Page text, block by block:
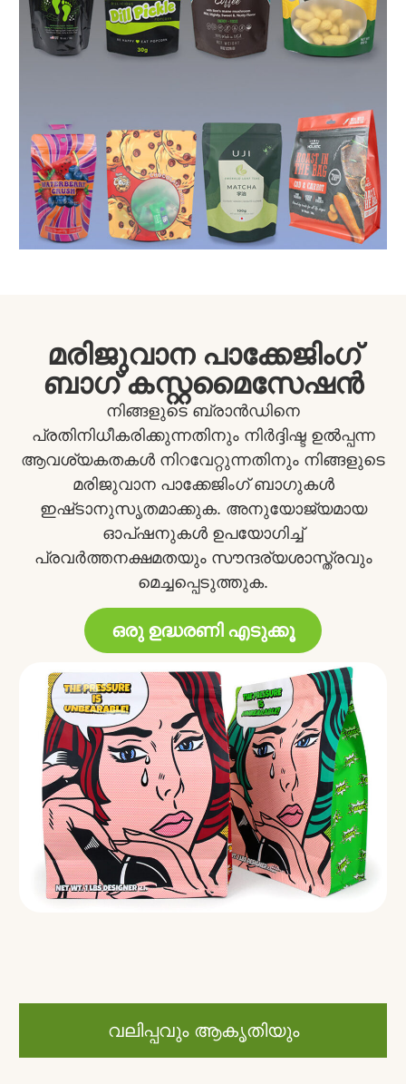
മരിജുവാന പാക്കേജിംഗ്
ബാഗ് കസ്റ്റമൈസേഷൻ
നിങ്ങളുടെ ബ്രാൻഡിനെ
പ്രതിനിധീകരിക്കുന്നതിനും നിർദ്ദിഷ്ട ഉൽപ്പന്ന
ആവശ്യകതകൾ നിറവേറ്റുന്നതിനും നിങ്ങളുടെ
മരിജുവാന പാക്കേജിംഗ് ബാഗുകൾ
ഇഷ്‌ടാനുസൃതമാക്കുക. അനുയോജ്യമായ
ഓപ്ഷനുകൾ ഉപയോഗിച്ച്
പ്രവർത്തനക്ഷമതയും സൗന്ദര്യശാസ്ത്രവും
മെച്ചപ്പെടുത്തുക.
ഒരു ഉദ്ധരണി എടുക്കൂ
വലിപ്പവും ആകൃതിയും